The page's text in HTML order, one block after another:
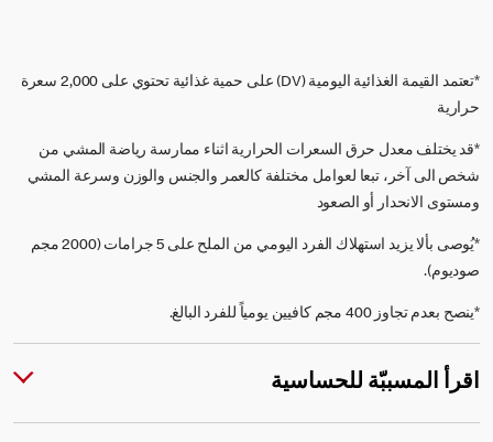
*تعتمد القيمة الغذائية اليومية (DV) على حمية غذائية تحتوي على 2,000 سعرة
حرارية
*قد يختلف معدل حرق السعرات الحرارية اثناء ممارسة رياضة المشي من
شخص الى آخر، تبعا لعوامل مختلفة كالعمر والجنس والوزن وسرعة المشي
ومستوى الانحدار أو الصعود
*يُوصى بألا يزيد استهلاك الفرد اليومي من الملح على 5 جرامات (2000 مجم
صوديوم).
*ينصح بعدم تجاوز 400 مجم كافيين يومياً للفرد البالغ.
اقرأ المسببّة للحساسية